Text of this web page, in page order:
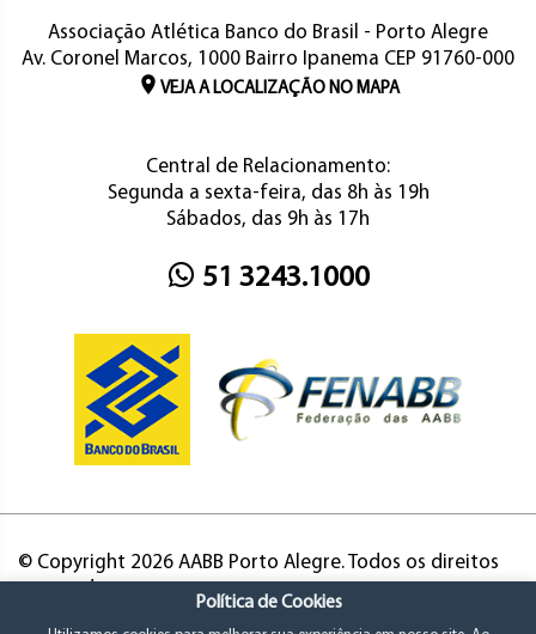
Associação Atlética Banco do Brasil - Porto Alegre
Av. Coronel Marcos, 1000 Bairro Ipanema CEP 91760-000
VEJA A LOCALIZAÇÃO NO MAPA
Central de Relacionamento:
Segunda a sexta-feira, das 8h às 19h
Sábados, das 9h às 17h
51 3243.1000
© Copyright 2026 AABB Porto Alegre. Todos os direitos
Política de Cookies